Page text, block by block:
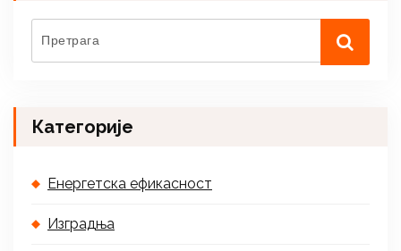
Категорије
Енергетска ефикасност
Изградња